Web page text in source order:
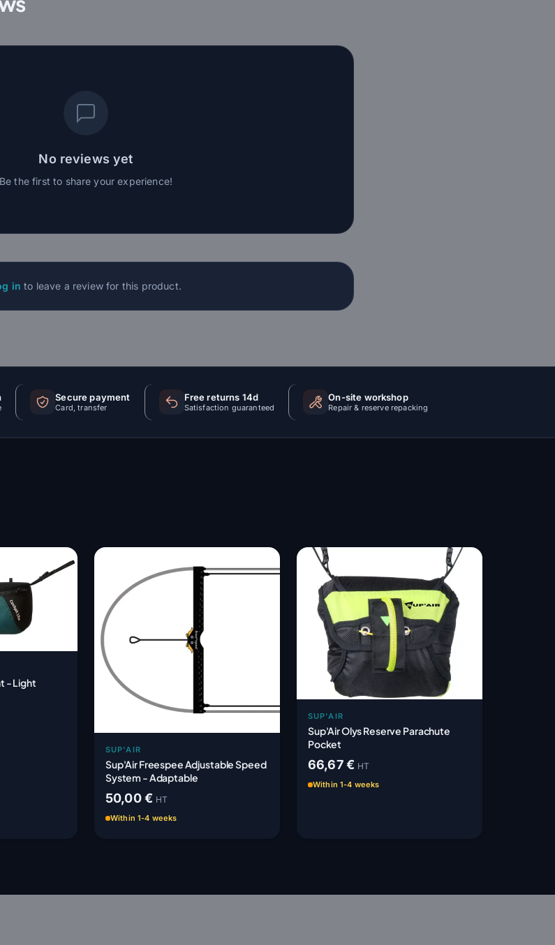
No reviews yet
Be the first to share your experience!
in to leave a review for this product.
Secure payment
Card, transfer
Free returns 14d
Satisfaction guaranteed
On-site workshop
Repair & reserve repacking
- Light
SUP'AIR
Sup'Air Freespee Adjustable Speed
System - Adaptable
50,00 € HT
Within 1-4 weeks
SUP'AIR
Sup'Air Olys Reserve Parachute
Pocket
66,67 € HT
Within 1-4 weeks